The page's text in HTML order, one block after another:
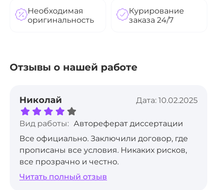
Необходимая
оригинальность
Курирование
заказа 24/7
Отзывы о нашей работе
Николай Дата: 10.02.2025
Вид работы: Автореферат диссертации
Все официально. Заключили договор, где
прописаны все условия. Никаких рисков,
все прозрачно и честно.
Читать полный отзыв